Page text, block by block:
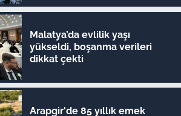
Malatya’da evlilik yaşı
yükseldi, boşanma verileri
dikkat çekti
Arapgir'de 85 yıllık emek